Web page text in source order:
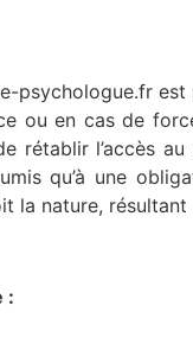
psychologue.fr
ou en cas de
rétablir l’accès
qu’à une
la nature,
: